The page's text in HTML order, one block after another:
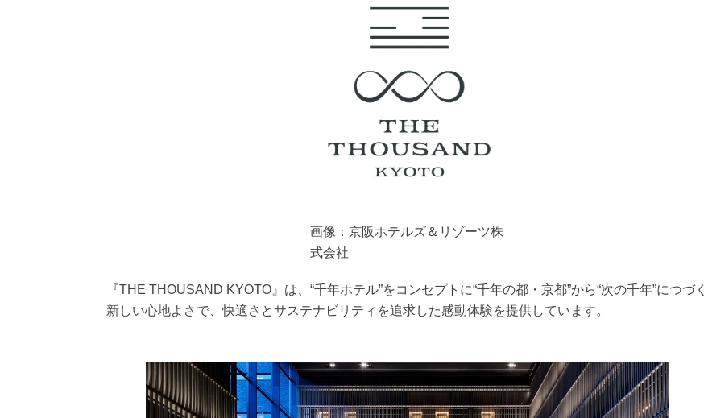
画像：京阪ホテルズ＆リゾーツ株
式会社
『THE THOUSAND KYOTO』は、“千年ホテル”をコンセプトに“千年の都・京都”から“次の千年”につづく
新しい心地よさで、快適さとサステナビリティを追求した感動体験を提供しています。